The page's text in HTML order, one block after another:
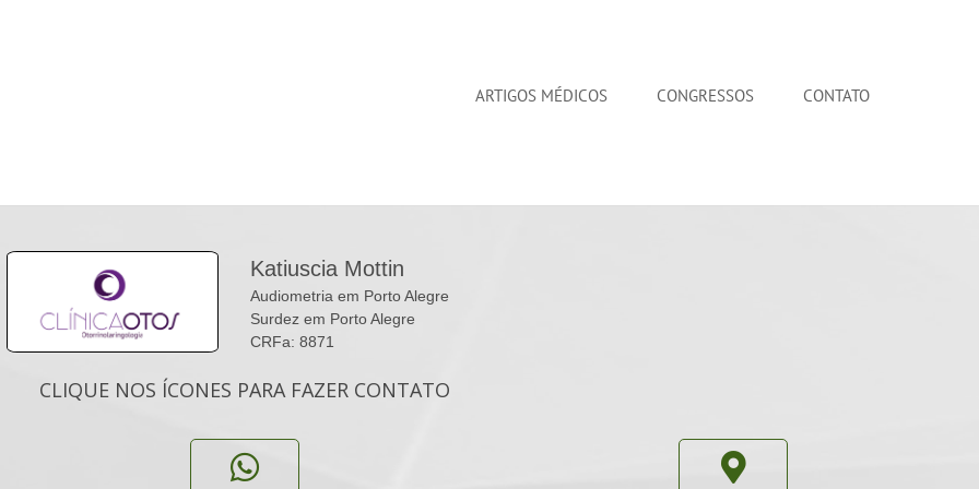
ARTIGOS MÉDICOS CONGRESSOS CONTATO
Katiuscia Mottin
Audiometria em Porto Alegre
Surdez em Porto Alegre
CRFa: 8871
CLIQUE NOS ÍCONES PARA FAZER CONTATO